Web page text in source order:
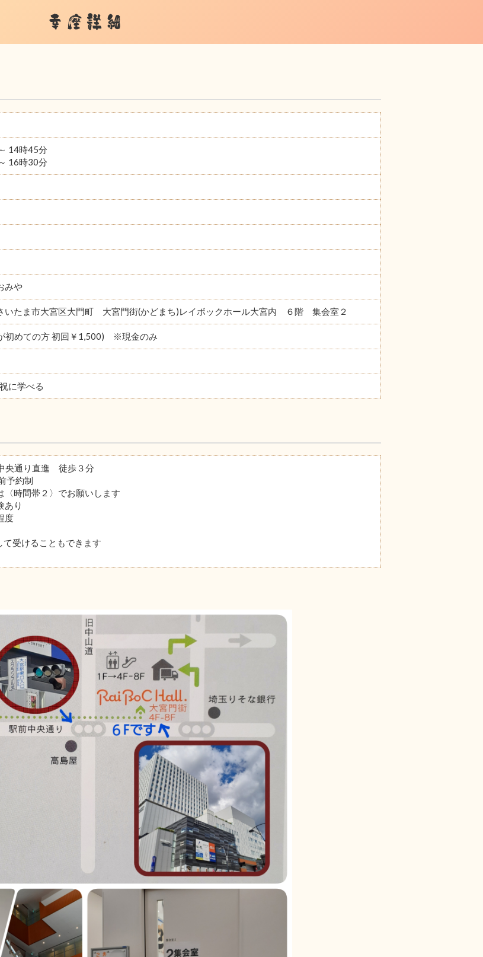
幸座詳細
14時45分
16時30分
みや
いたま市大宮区大門町 大宮門街(かどまち)レイボックホール大宮内 ６階 集会室２
初めての方 初回￥1,500) ※現金のみ
に学べる
央通り直進 徒歩３分
予約制
時間帯２〉でお願いします
あり
度
受けることもできます